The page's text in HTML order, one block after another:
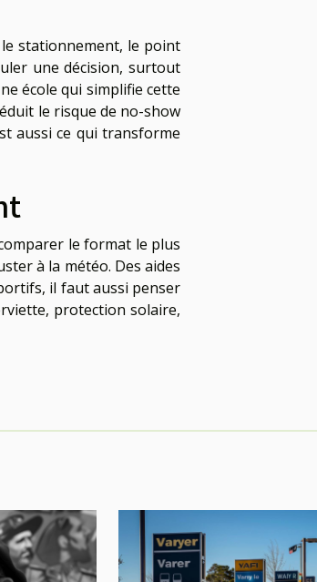
stationnement, le point
une décision, surtout
école qui simplifie cette
le risque de no-show
aussi ce qui transforme
le format le plus
à la météo. Des aides
il faut aussi penser
protection solaire,